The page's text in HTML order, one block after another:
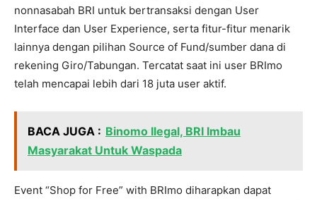
nonnasabah BRI untuk bertransaksi dengan User
Interface dan User Experience, serta fitur-fitur menarik
lainnya dengan pilihan Source of Fund/sumber dana di
rekening Giro/Tabungan. Tercatat saat ini user BRImo
telah mencapai lebih dari 18 juta user aktif.
BACA JUGA : Binomo Ilegal, BRI Imbau
Masyarakat Untuk Waspada
Event “Shop for Free” with BRImo diharapkan dapat